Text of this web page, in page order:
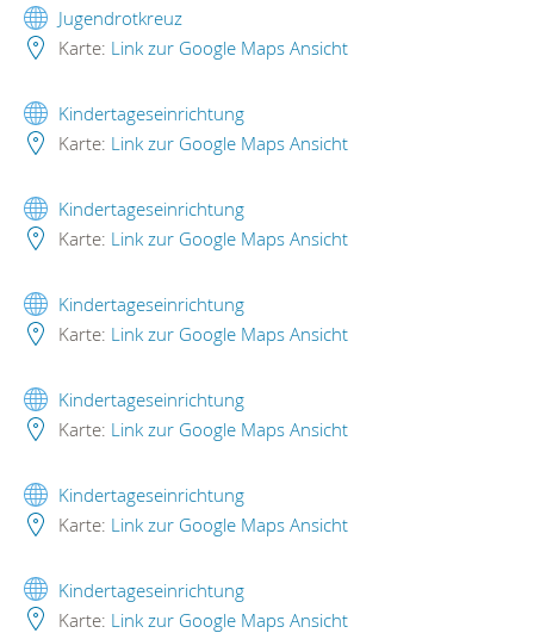
Jugendrotkreuz
Karte: Link zur Google Maps Ansicht
Kindertageseinrichtung
Karte: Link zur Google Maps Ansicht
Kindertageseinrichtung
Karte: Link zur Google Maps Ansicht
Kindertageseinrichtung
Karte: Link zur Google Maps Ansicht
Kindertageseinrichtung
Karte: Link zur Google Maps Ansicht
Kindertageseinrichtung
Karte: Link zur Google Maps Ansicht
Kindertageseinrichtung
Karte: Link zur Google Maps Ansicht